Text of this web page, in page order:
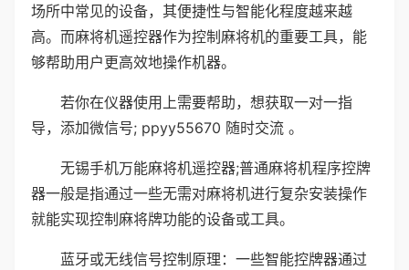
场所中常见的设备，其便捷性与智能化程度越来越
高。而麻将机遥控器作为控制麻将机的重要工具，能
够帮助用户更高效地操作机器。
若你在仪器使用上需要帮助，想获取一对一指
导，添加微信号; ppyy55670 随时交流 。
无锡手机万能麻将机遥控器;普通麻将机程序控牌
器一般是指通过一些无需对麻将机进行复杂安装操作
就能实现控制麻将牌功能的设备或工具。
蓝牙或无线信号控制原理：一些智能控牌器通过